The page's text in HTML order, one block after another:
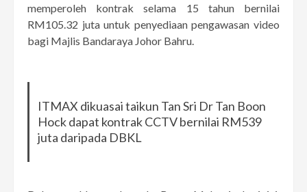
memperoleh kontrak selama 15 tahun bernilai
RM105.32 juta untuk penyediaan pengawasan video
bagi Majlis Bandaraya Johor Bahru.
ITMAX dikuasai taikun Tan Sri Dr Tan Boon
Hock dapat kontrak CCTV bernilai RM539
juta daripada DBKL